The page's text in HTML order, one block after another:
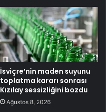
İsviçre’nin maden suyunu
toplatma kararı sonrası
Kızılay sessizliğini bozdu
Ağustos 8, 2026